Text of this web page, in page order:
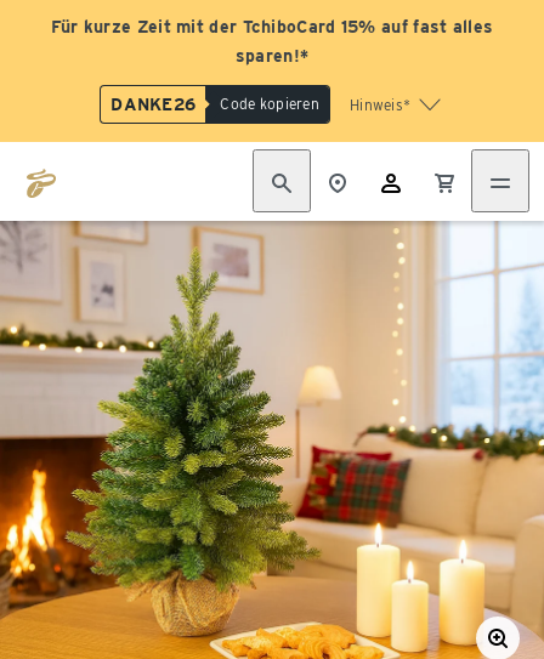
Für kurze Zeit mit der TchiboCard 15% auf fast alles
sparen!*
DANKE26 Code kopieren Hinweis*